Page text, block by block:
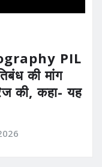
PIL
की मांग
की, कहा- यह